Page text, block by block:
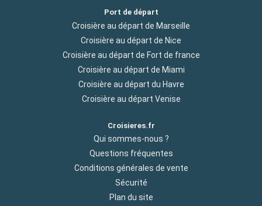
Port de départ
Croisière au départ de Marseille
Croisière au départ de Nice
Croisière au départ de Fort de france
Croisière au départ de Miami
Croisière au départ du Havre
Croisière au départ Venise
Croisieres.fr
Qui sommes-nous ?
Questions fréquentes
Conditions générales de vente
Sécurité
Plan du site